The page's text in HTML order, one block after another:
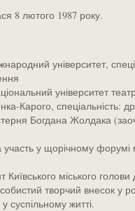
8 лютого 1987 року.
університет,
університет
Карого, спеціальність:
Богдана Жолдака
участь у щорічному
міського голови
творчий внесок у
суспільному житті.